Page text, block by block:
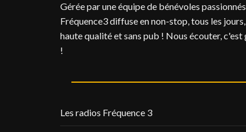
Gérée par une équipe de bénévoles
Fréquence3 diffuse en non-stop, tous les
haute qualité et sans pub ! Nous écouter,
!
Les radios Fréquence 3